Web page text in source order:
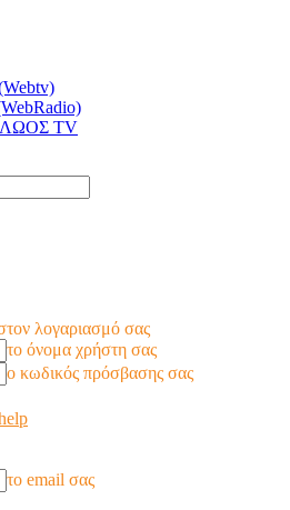
TV
λογαριασμό σας
το όνομα χρήστη σας
ο κωδικός πρόσβασης σας
το email σας